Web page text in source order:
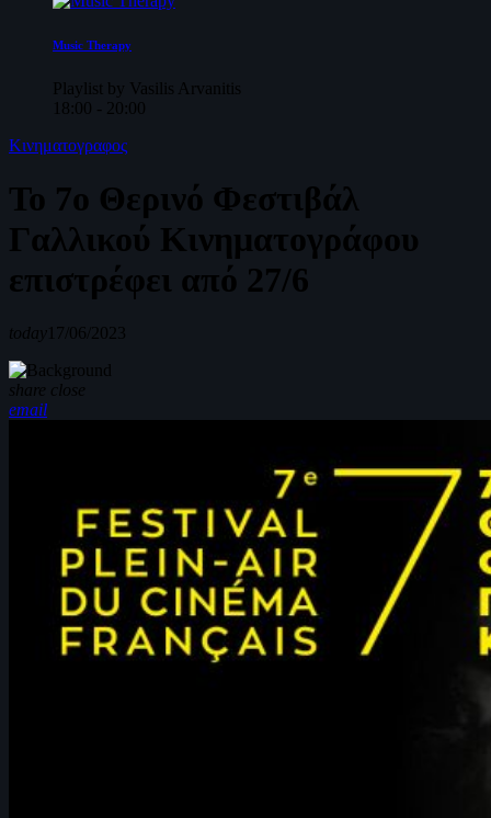
Music Therapy
Playlist by Vasilis Arvanitis
18:00 - 20:00
Κινηματογραφος
Το 7ο Θερινό Φεστιβάλ
Γαλλικού Κινηματογράφου
επιστρέφει από 27/6
today 17/06/2023
share close
email